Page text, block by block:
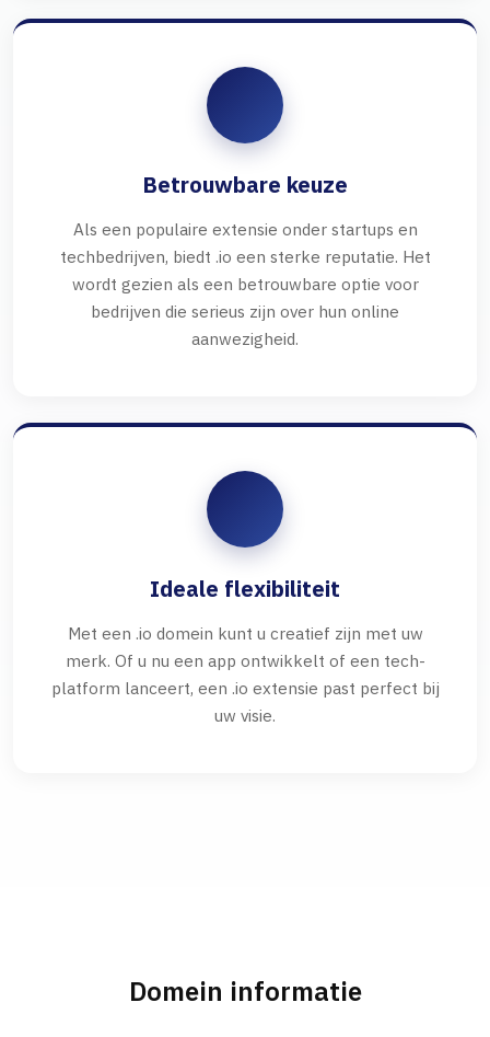
Betrouwbare keuze
Als een populaire extensie onder startups en
techbedrijven, biedt .io een sterke reputatie. Het
wordt gezien als een betrouwbare optie voor
bedrijven die serieus zijn over hun online
aanwezigheid.
Ideale flexibiliteit
Met een .io domein kunt u creatief zijn met uw
merk. Of u nu een app ontwikkelt of een tech-
platform lanceert, een .io extensie past perfect bij
uw visie.
Domein informatie